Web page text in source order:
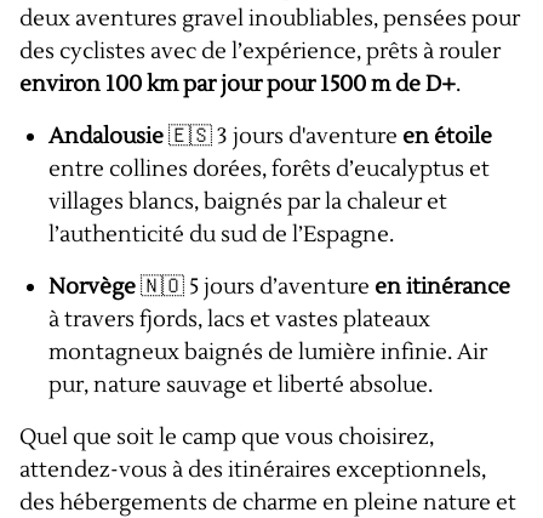
deux aventures gravel inoubliables, pensées pour
des cyclistes avec de l’expérience, prêts à rouler
environ 100 km par jour pour 1500 m de D+.
Andalousie🇪🇸 3 jours d'aventure en étoile
entre collines dorées, forêts d’eucalyptus et
villages blancs, baignés par la chaleur et
l’authenticité du sud de l’Espagne.
Norvège🇳🇴 5 jours d’aventure en itinérance
à travers fjords, lacs et vastes plateaux
montagneux baignés de lumière infinie. Air
pur, nature sauvage et liberté absolue.
Quel que soit le camp que vous choisirez,
attendez-vous à des itinéraires exceptionnels,
des hébergements de charme en pleine nature et